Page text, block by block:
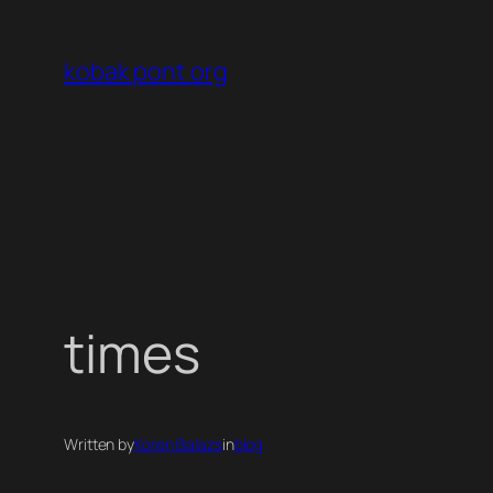
tartalomhoz
kobak pont org
times
Written byKoren Balazsinblog